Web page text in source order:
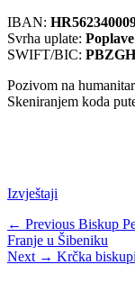
IBAN:
Svrha uplate:
SWIFT/BIC:
Pozivom na
Skeniranjem koda
Categories
Izvještaji
Navigacija
objava
← Previous Previous
post:
Biskup
Franje u Šibeniku
Next → Next
Krčka